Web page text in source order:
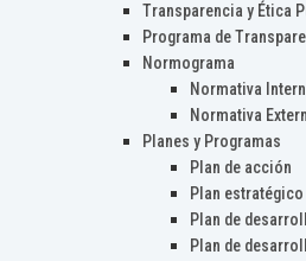
Transparencia y Ética
Programa de
Normograma
Normativa
Normativa
Planes y Programas
Plan de acción
Plan estratégico
Plan de
Plan de